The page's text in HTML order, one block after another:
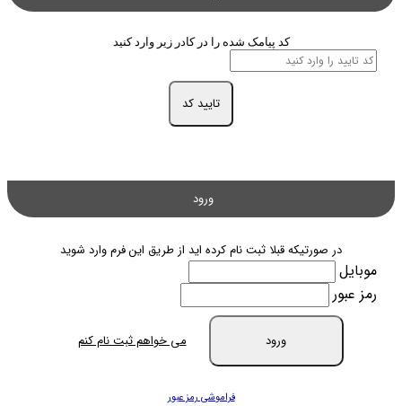
کد پیامک شده را در کادر زیر وارد کنید
تایید کد
ورود
در صورتیکه قبلا ثبت نام کرده اید از طریق این فرم وارد شوید
موبایل
رمز عبور
ورود می خواهم ثبت نام کنم
فراموشی رمز عبور